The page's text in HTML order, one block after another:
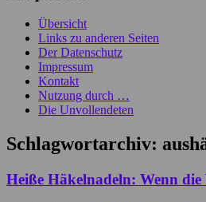
Übersicht
Links zu anderen Seiten
Der Datenschutz
Impressum
Kontakt
Nutzung durch …
Die Unvollendeten
Schlagwortarchiv:
Heiße Häkelnadeln: Wenn